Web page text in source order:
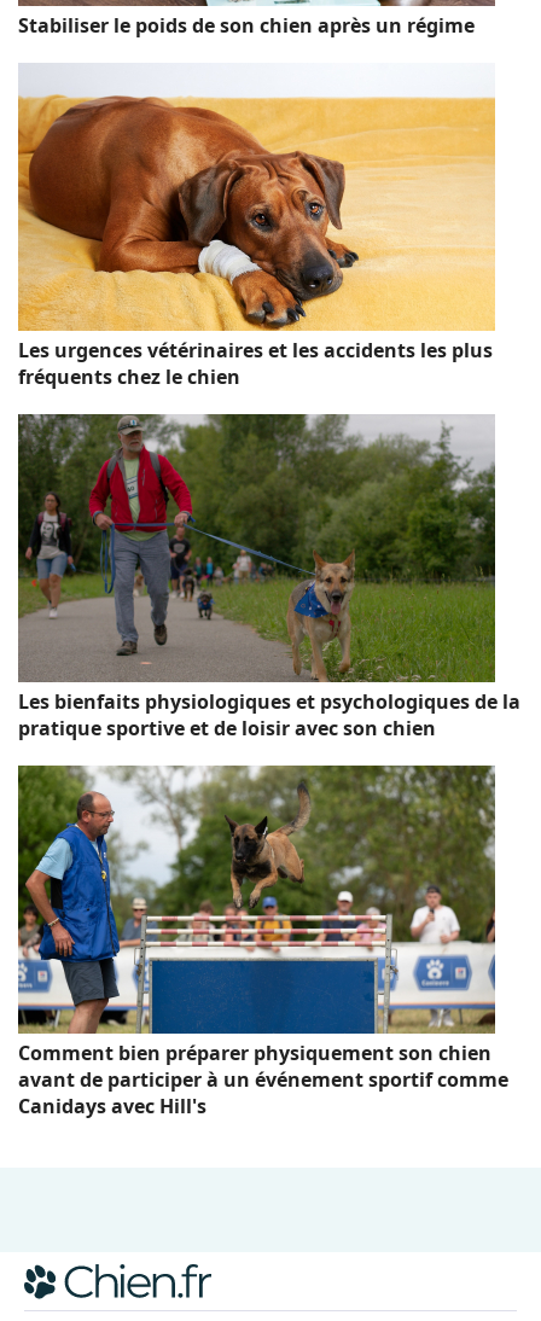
Stabiliser le poids de son chien après un régime
Les urgences vétérinaires et les accidents les plus
fréquents chez le chien
Les bienfaits physiologiques et psychologiques de la
pratique sportive et de loisir avec son chien
Comment bien préparer physiquement son chien
avant de participer à un événement sportif comme
Canidays avec Hill's